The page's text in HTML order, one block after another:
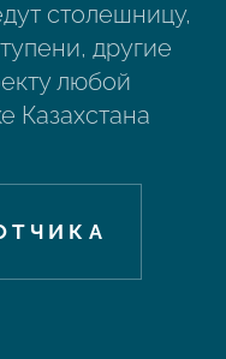
столешницу,
другие
любой
Казахстана